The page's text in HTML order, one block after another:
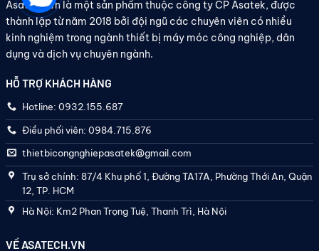
Asatech.vn là một sản phẩm thuộc công ty CP Asatek, được
thành lập từ năm 2018 bởi đội ngũ các chuyên viên có nhiều
kinh nghiệm trong ngành thiết bị máy móc công nghiệp, dân
dụng và dịch vụ chuyên ngành.
HỖ TRỢ KHÁCH HÀNG
Hotline: 0932.155.687
Điều phối viên: 0984.715.876
thietbicongnghiepasatek@gmail.com
Trụ sở chính: 87/4 Khu phố 1, Đường TA17A, Phường Thới An, Quận
12, TP. HCM
Hà Nội: Km2 Phan Trọng Tuệ, Thanh Trì, Hà Nội
VỀ ASATECH.VN